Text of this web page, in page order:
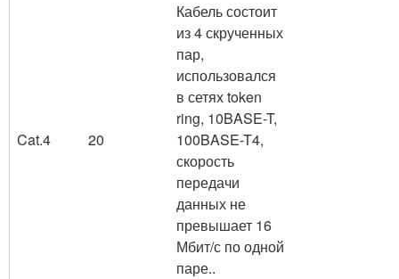
Cat.4 20
Кабель состоит
из 4 скрученных
пар,
использовался
в сетях token
ring, 10BASE-T,
100BASE-T4,
скорость
передачи
данных не
превышает 16
Мбит/с по одной
паре..